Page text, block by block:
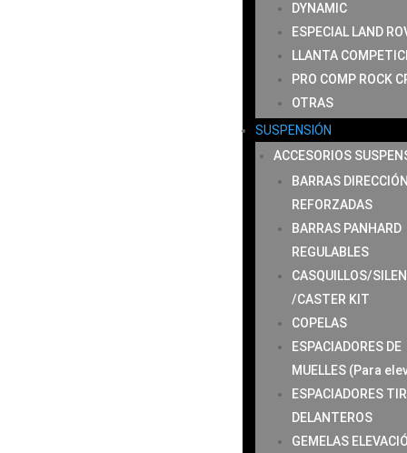
DYNAMIC
ESPECIAL LAND
LLANTA
PRO COMP ROCK
OTRAS
SUSPENSIÓN
ACCESORIOS
BARRAS DIRECCIÓN
REFORZADAS
BARRAS PANHARD
REGULABLES
CASQUILLOS/
/CASTER KIT
COPELAS
ESPACIADORES DE
MUELLES (Para
ESPACIADORES
DELANTEROS
GEMELAS